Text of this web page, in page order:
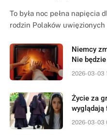
To była noc pełna
rodzin Polaków
Niemcy
Nie
2026-03-03
Życie za
wyglądają
2026-03-03